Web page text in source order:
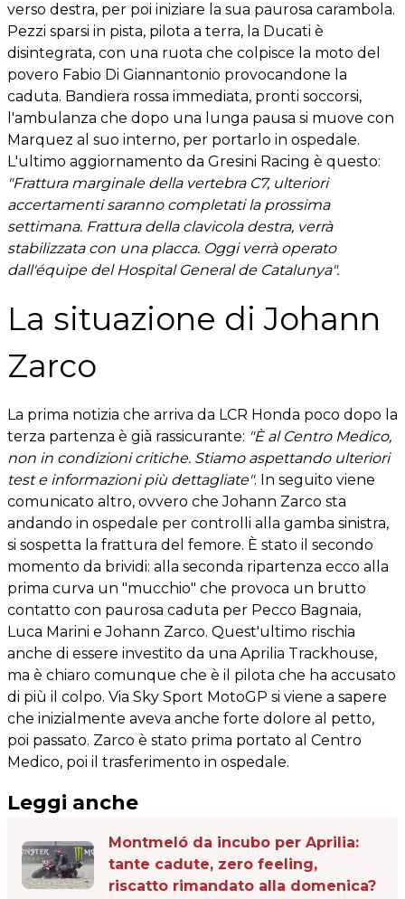
verso destra, per poi iniziare la sua paurosa carambola.
Pezzi sparsi in pista, pilota a terra, la Ducati è
disintegrata, con una ruota che colpisce la moto del
povero Fabio Di Giannantonio provocandone la
caduta. Bandiera rossa immediata, pronti soccorsi,
l'ambulanza che dopo una lunga pausa si muove con
Marquez al suo interno, per portarlo in ospedale.
L'ultimo aggiornamento da Gresini Racing è questo:
"Frattura marginale della vertebra C7, ulteriori
accertamenti saranno completati la prossima
settimana. Frattura della clavicola destra, verrà
stabilizzata con una placca. Oggi verrà operato
dall'équipe del Hospital General de Catalunya".
La situazione di Johann
Zarco
La prima notizia che arriva da LCR Honda poco dopo la
terza partenza è già rassicurante: "È al Centro Medico,
non in condizioni critiche. Stiamo aspettando ulteriori
test e informazioni più dettagliate". In seguito viene
comunicato altro, ovvero che Johann Zarco sta
andando in ospedale per controlli alla gamba sinistra,
si sospetta la frattura del femore. È stato il secondo
momento da brividi: alla seconda ripartenza ecco alla
prima curva un "mucchio" che provoca un brutto
contatto con paurosa caduta per Pecco Bagnaia,
Luca Marini e Johann Zarco. Quest'ultimo rischia
anche di essere investito da una Aprilia Trackhouse,
ma è chiaro comunque che è il pilota che ha accusato
di più il colpo. Via Sky Sport MotoGP si viene a sapere
che inizialmente aveva anche forte dolore al petto,
poi passato. Zarco è stato prima portato al Centro
Medico, poi il trasferimento in ospedale.
Leggi anche
Montmeló da incubo per Aprilia:
tante cadute, zero feeling,
riscatto rimandato alla domenica?